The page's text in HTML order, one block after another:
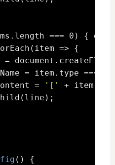
=== 0) {
=> {
=
= item.type ===
=
'['
+
() {